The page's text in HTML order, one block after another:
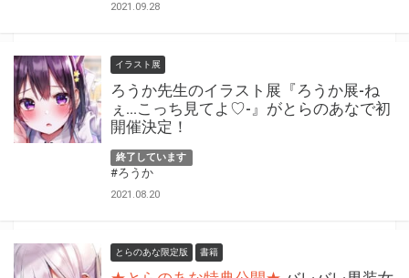
2021.09.28
イラスト展
ろうか先生のイラスト展『ろうか展-ね
ぇ…こっち見てよ♡-』がとらのあなで初
開催決定！
終了しています
#ろうか
2021.08.20
とらのあな限定版 書籍